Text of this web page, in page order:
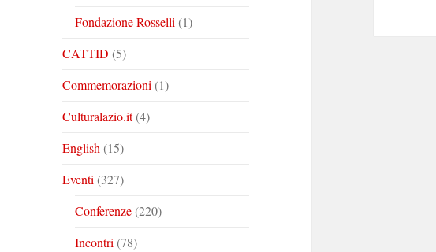
Fondazione Rosselli (1)
CATTID (5)
Commemorazioni (1)
Culturalazio.it(4)
English (15)
Eventi (327)
Conferenze(220)
Incontri (78)